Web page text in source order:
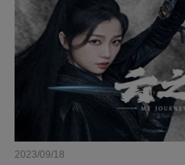
2023/09/18